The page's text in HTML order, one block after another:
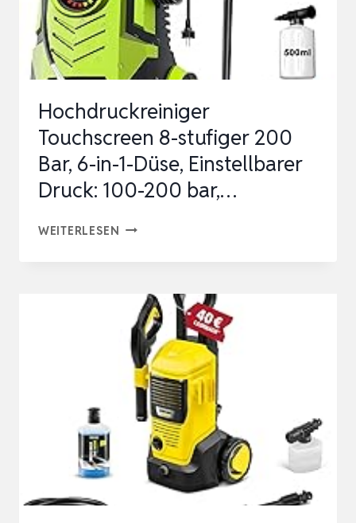
Hochdruckreiniger
Touchscreen 8-stufiger 200
Bar, 6-in-1-Düse, Einstellbarer
Druck: 100-200 bar,…
WEITERLESEN HOCHDRUCKREINIGER
STUFIGER
200
BAR,
6-
IN-
DÜSE,
EINSTELLBARER
DRUCK: